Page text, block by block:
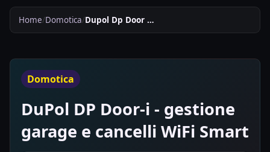
Home Domotica Dupol Dp Door I Gestione Garage E Cancelli Wifi Smart 643
Domotica
DuPol DP Door-i - gestione
garage e cancelli WiFi Smart